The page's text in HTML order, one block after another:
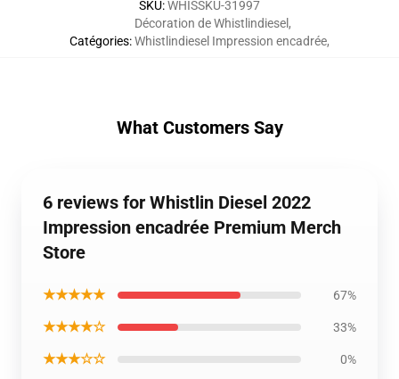
SKU:WHISSKU-31997
Catégories:
Décoration de Whistlindiesel ,
Whistlindiesel Impression encadrée,
What Customers Say
6 reviews for Whistlin Diesel 2022
Impression encadrée Premium Merch
Store
★★★★★ 67%
★★★★☆ 33%
★★★☆☆ 0%